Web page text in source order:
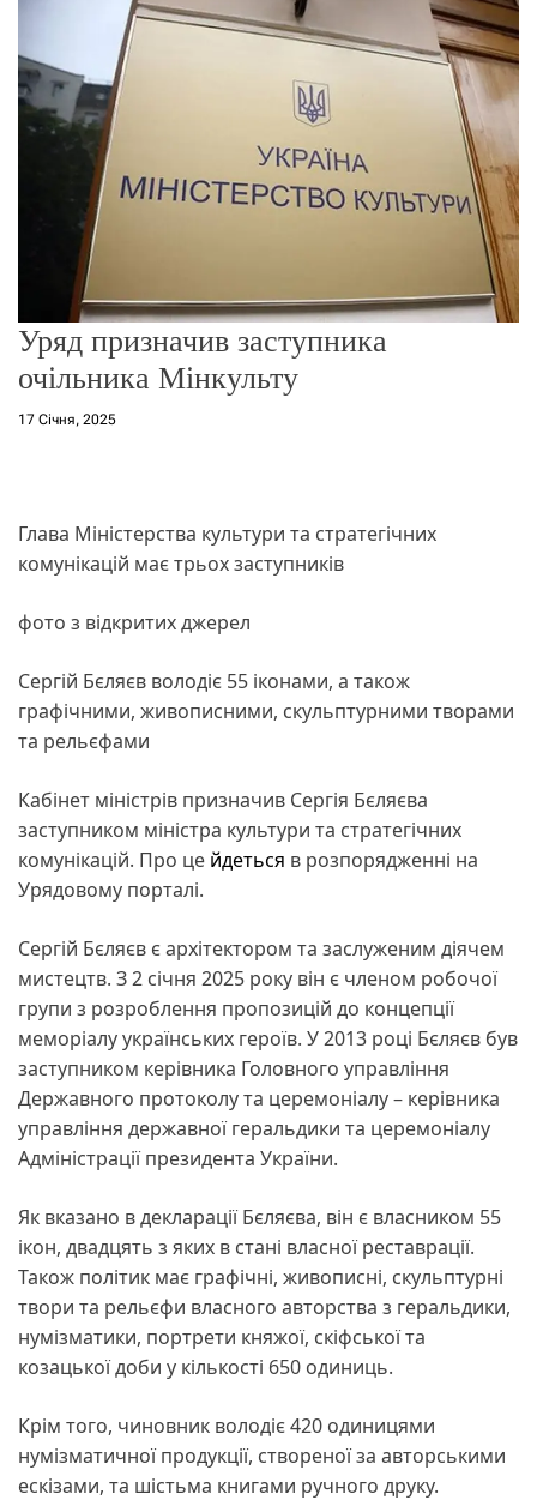
о
р
е
ж
Уряд призначив заступника
очільника Мінкульту
17 Січня, 2025
Глава Міністерства культури та стратегічних
комунікацій має трьох заступників
фото з відкритих джерел
Сергій Бєляєв володіє 55 іконами, а також
графічними, живописними, скульптурними творами
та рельєфами
Кабінет міністрів призначив Сергія Бєляєва
заступником міністра культури та стратегічних
комунікацій. Про це йдеться в розпорядженні на
Урядовому порталі.
Сергій Бєляєв є архітектором та заслуженим діячем
мистецтв. З 2 січня 2025 року він є членом робочої
групи з розроблення пропозицій до концепції
меморіалу українських героїв. У 2013 році Бєляєв був
заступником керівника Головного управління
Державного протоколу та церемоніалу – керівника
управління державної геральдики та церемоніалу
Адміністрації президента України.
Як вказано в декларації Бєляєва, він є власником 55
ікон, двадцять з яких в стані власної реставрації.
Також політик має графічні, живописні, скульптурні
твори та рельєфи власного авторства з геральдики,
нумізматики, портрети княжої, скіфської та
козацької доби у кількості 650 одиниць.
Крім того, чиновник володіє 420 одиницями
нумізматичної продукції, створеної за авторськими
ескізами, та шістьма книгами ручного друку.